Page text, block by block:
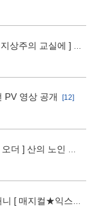
상주의 교실에 ] 블
PV 영상 공개 [12]
더 ] 산의 노인 신
[ 매지컬★익스플